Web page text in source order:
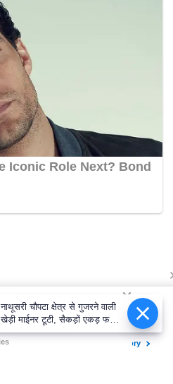
नाथूसरी चौपटा क्षेत्र से गुजरने वाली
खेड़ी माईनर टूटी, सैकड़ों एकड़ फसल
जलमग्न